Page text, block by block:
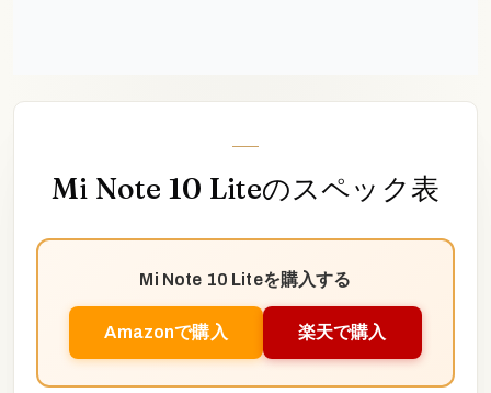
Mi Note 10 Liteのスペック表
Mi Note 10 Liteを購入する
Amazonで購入 楽天で購入